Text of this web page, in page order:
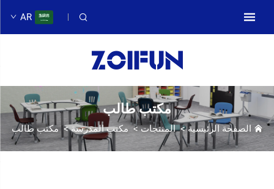
AR
مكتب طالب
الصفحة الرئيسية>المنتجات>مكتب المدرسة>مكتب طالب